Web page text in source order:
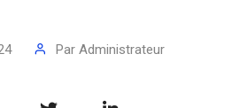
Par Administrateur